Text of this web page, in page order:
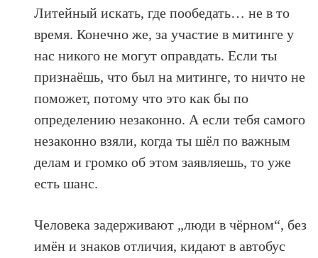
Литейный искать, где пообедать… не в то
время. Конечно же, за участие в митинге у
нас никого не могут оправдать. Если ты
признаёшь, что был на митинге, то ничто не
поможет, потому что это как бы по
определению незаконно. А если тебя самого
незаконно взяли, когда ты шёл по важным
делам и громко об этом заявляешь, то уже
есть шанс.
Человека задерживают „люди в чёрном“, без
имён и знаков отличия, кидают в автобус